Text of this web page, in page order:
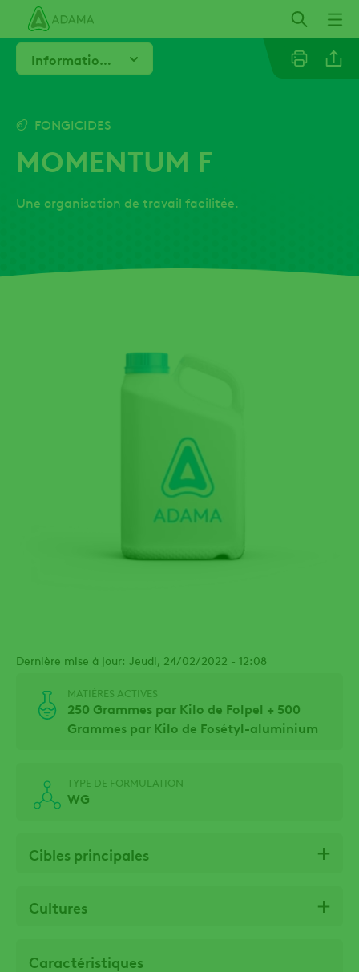
contenu
principalInformations techniques
FONGICIDES
MOMENTUM F
Une organisation de travail facilitée.
Dernière mise à jour: Jeudi, 24/02/2022 - 12:08
MATIÈRES ACTIVES
250 Grammes par Kilo de Folpel + 500
Grammes par Kilo de Fosétyl-aluminium
TYPE DE FORMULATION
WG
Cibles principales
Cultures
Caractéristiques